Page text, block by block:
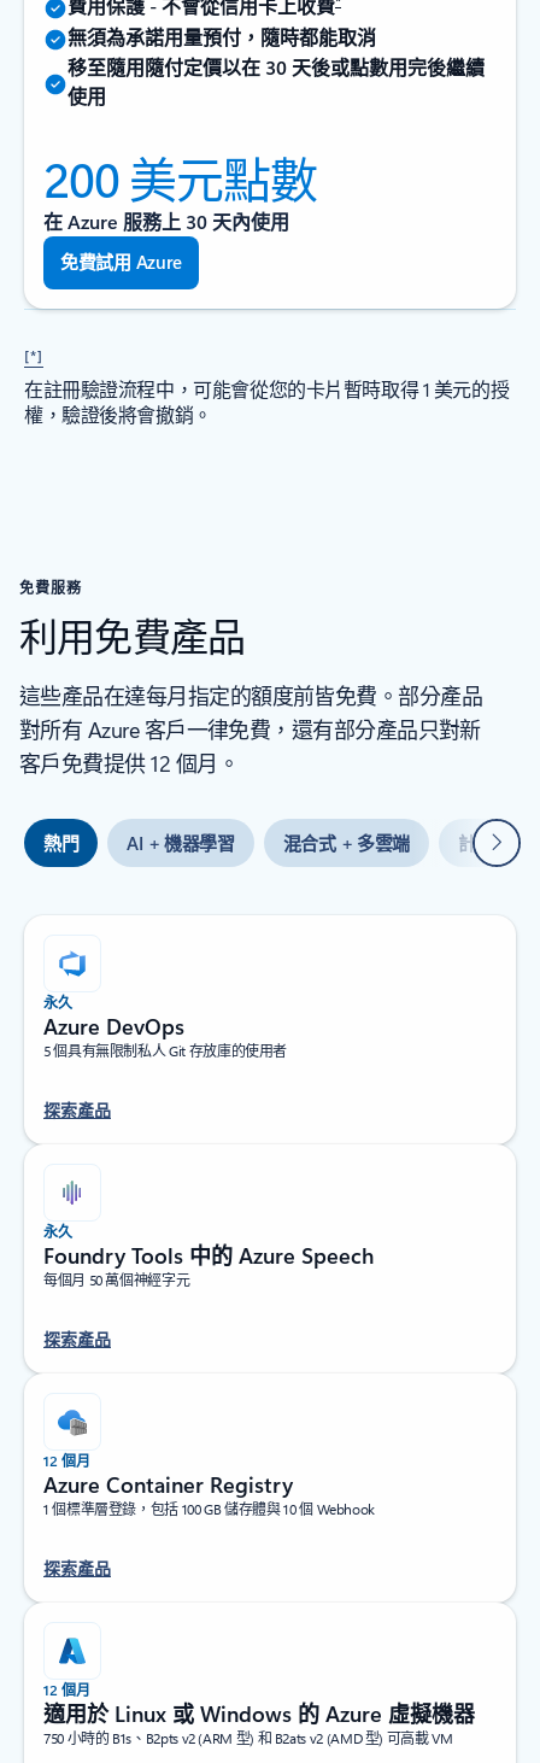
費用保護 - 不會從信用卡上收費
無須為承諾用量預付，隨時都能取消
移至隨用隨付定價以在 30 天後或點數用完後繼續
使用
200 美元點數
在 Azure 服務上 30 天內使用
免費試用 Azure
[*]
在註冊驗證流程中，可能會從您的卡片暫時取得 1 美元的授
權，驗證後將會撤銷。
免費服務
利用免費產品
這些產品在達每月指定的額度前皆免費。部分產品
對所有 Azure 客戶一律免費，還有部分產品只對新
客戶免費提供 12 個月。
熱門 AI + 機器學習 混合式 + 多雲端 計算下一
永久
Azure DevOps
5 個具有無限制私人 Git 存放庫的使用者
探索產品
永久
Foundry Tools 中的 Azure Speech
每個月 50 萬個神經字元
探索產品
12 個月
Azure Container Registry
1 個標準層登錄，包括 100 GB 儲存體與 10 個 Webhook
探索產品
12 個月
適用於 Linux 或 Windows 的 Azure 虛擬機器
750 小時的 B1s、B2pts v2 (ARM 型) 和 B2ats v2 (AMD 型) 可高載 VM